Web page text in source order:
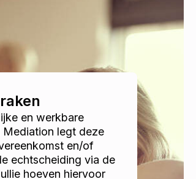
en werkbare
legt deze
en/of
echtscheiding via de
hoeven hiervoor